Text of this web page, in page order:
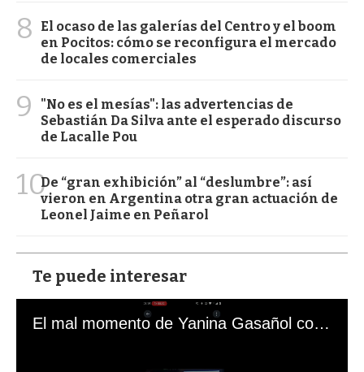
8
El ocaso de las galerías del Centro y el boom
en Pocitos: cómo se reconfigura el mercado
de locales comerciales
9
"No es el mesías": las advertencias de
Sebastián Da Silva ante el esperado discurso
de Lacalle Pou
10De “gran exhibición” al “deslumbre”: así
vieron en Argentina otra gran actuación de
Leonel Jaime en Peñarol
Te puede interesar
El mal momento de Yanina Gasañol con un hincha argentino en "Subrayado"